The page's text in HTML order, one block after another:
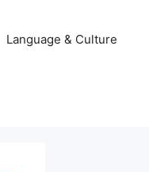
Language & Culture